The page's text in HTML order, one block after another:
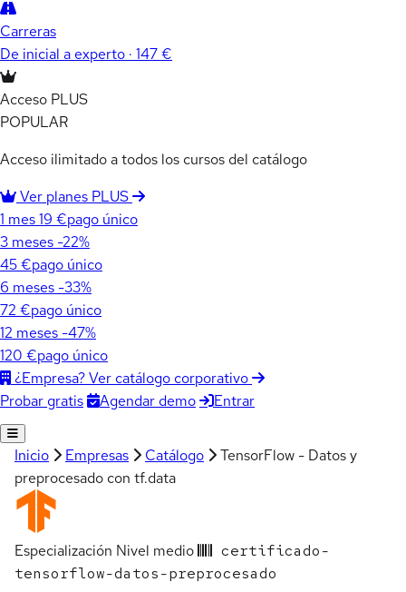
Carreras
De inicial a experto · 147 €
Acceso PLUS
POPULAR
Acceso ilimitado a todos los cursos del catálogo
Ver planes PLUS
1 mes19 €pago único
3 meses -22%
45 €pago único
6 meses -33%
72 €pago único
12 meses -47%
120 €pago único
¿Empresa? Ver catálogo corporativo
Probar gratis
Agendar demo Entrar
Inicio Empresas Catálogo
TensorFlow - Datos y
preprocesado con tf.data
Especialización Nivel medio
certificado-
tensorflow-datos-preprocesado